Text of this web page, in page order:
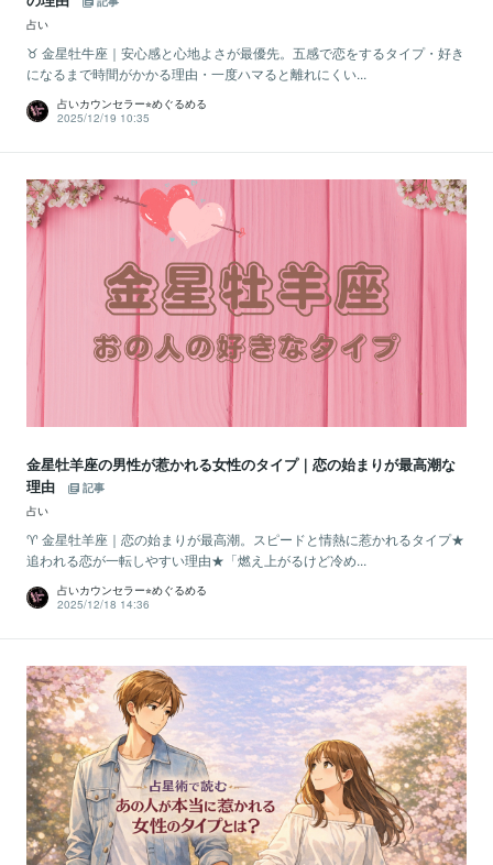
占い
♉️ 金星牡牛座｜安心感と心地よさが最優先。五感で恋をするタイプ・好き
になるまで時間がかかる理由・一度ハマると離れにくい...
占いカウンセラー⭐︎めぐるめる
2025/12/19 10:35
金星牡羊座の男性が惹かれる女性のタイプ｜恋の始まりが最高潮な
理由
記事
占い
♈️ 金星牡羊座｜恋の始まりが最高潮。スピードと情熱に惹かれるタイプ★
追われる恋が一転しやすい理由★「燃え上がるけど冷め...
占いカウンセラー⭐︎めぐるめる
2025/12/18 14:36